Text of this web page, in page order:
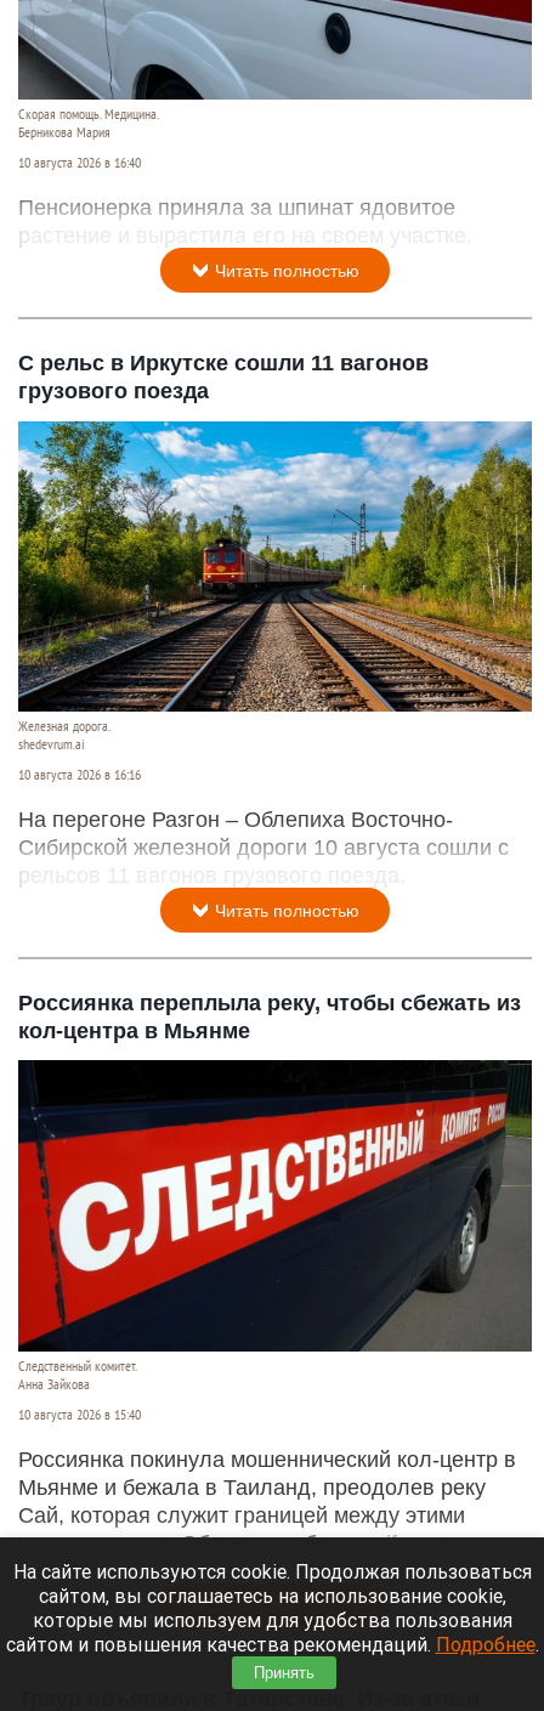
Скорая помощь. Медицина.
Берникова Мария
10 августа 2026 в 16:40
Пенсионерка приняла за шпинат ядовитое
растение и вырастила его на своем участке.
Читать полностью
С рельс в Иркутске сошли 11 вагонов
грузового поезда
Железная дорога.
shedevrum.ai
10 августа 2026 в 16:16
На перегоне Разгон – Облепиха Восточно-
Сибирской железной дороги 10 августа сошли с
рельсов 11 вагонов грузового поезда.
Читать полностью
Россиянка переплыла реку, чтобы сбежать из
кол-центра в Мьянме
Следственный комитет.
Анна Зайкова
10 августа 2026 в 15:40
Россиянка покинула мошеннический кол-центр в
Мьянме и бежала в Таиланд, преодолев реку
Сай, которая служит границей между этими
государствами. Об этом сообщаетaif.ruсо
ссылкой на местную газету Таиланда.
Читать полностью
На сайте используются cookie. Продолжая пользоваться
сайтом, вы соглашаетесь на использование cookie,
которые мы используем для удобства пользования
сайтом и повышения качества рекомендаций. Подробнее.
Принять